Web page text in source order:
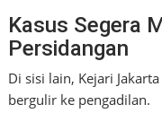
Kasus Segera
Persidangan
Di sisi lain, Kejari
bergulir ke pengadilan.